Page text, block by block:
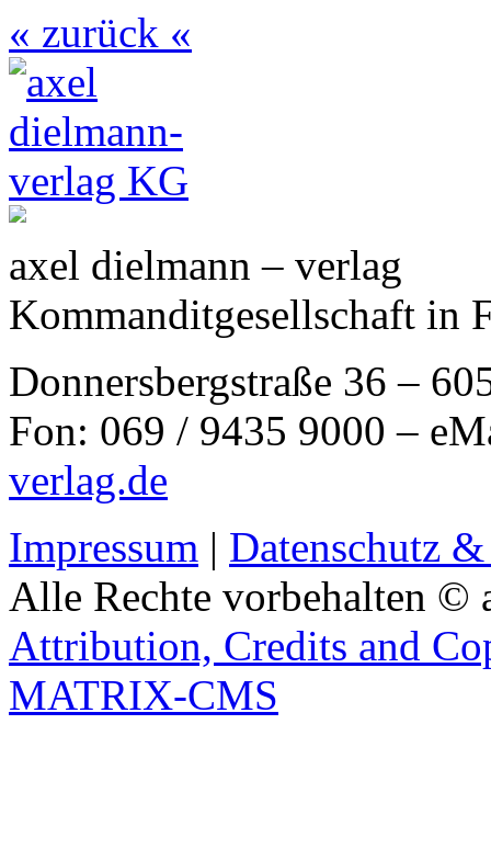
« zurück «
axel dielmann – verlag
Kommanditgesellschaft in
Donnersbergstraße 36 –
Fon: 069 / 9435 9000 –
verlag.de
Impressum | Datenschutz
Alle Rechte vorbehalten ©
Attribution, Credits and
MATRIX-CMS